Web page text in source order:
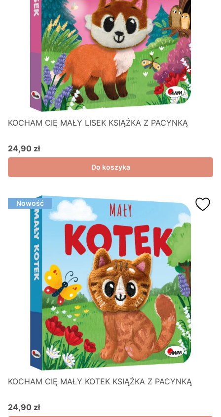
KOCHAM CIĘ MAŁY LISEK KSIĄŻKA Z PACYNKĄ
Cena
24,90 zł
Do koszyka
Nowość
KOCHAM CIĘ MAŁY KOTEK KSIĄŻKA Z PACYNKĄ
Cena
24,90 zł